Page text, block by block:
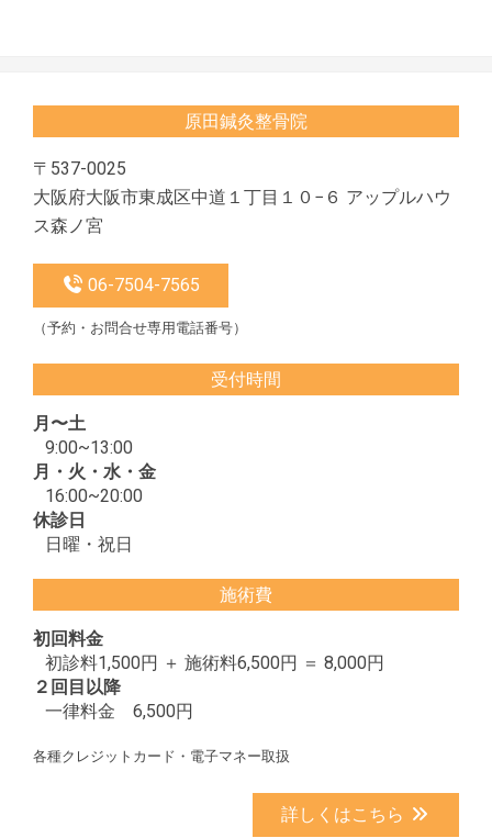
原田鍼灸整骨院
〒537-0025
大阪府大阪市東成区中道１丁目１０−６ アップルハウ
ス森ノ宮
06-7504-7565
（予約・お問合せ専用電話番号）
受付時間
月〜土
9:00~13:00
月・火・水・金
16:00~20:00
休診日
日曜・祝日
施術費
初回料金
初診料1,500円 ＋ 施術料6,500円 ＝ 8,000円
２回目以降
一律料金 6,500円
各種クレジットカード・電子マネー取扱
詳しくはこちら